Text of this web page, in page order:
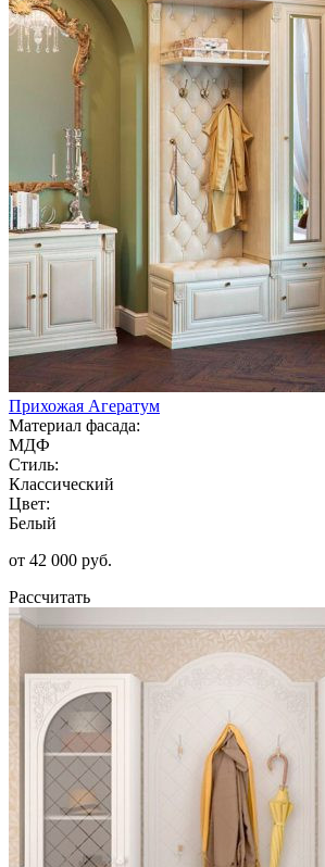
Прихожая Агератум
Материал фасада:
МДФ
Стиль:
Классический
Цвет:
Белый
от 42 000 руб.
Рассчитать